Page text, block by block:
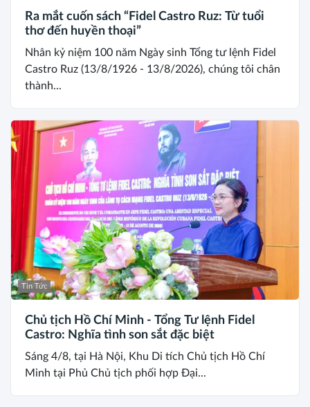
Ra mắt cuốn sách “Fidel Castro Ruz: Từ tuổi
thơ đến huyền thoại”
Nhân kỷ niệm 100 năm Ngày sinh Tổng tư lệnh Fidel
Castro Ruz (13/8/1926 - 13/8/2026), chúng tôi chân
thành...
Tin Tức
Chủ tịch Hồ Chí Minh - Tổng Tư lệnh Fidel
Castro: Nghĩa tình son sắt đặc biệt
Sáng 4/8, tại Hà Nội, Khu Di tích Chủ tịch Hồ Chí
Minh tại Phủ Chủ tịch phối hợp Đại...